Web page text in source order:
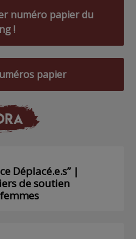
numéro papier du
!
papier
Déplacé.e.s” |
de soutien